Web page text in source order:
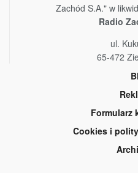
Zachód S.A." w
Radio
ul.
65-472
Formularz
Cookies i